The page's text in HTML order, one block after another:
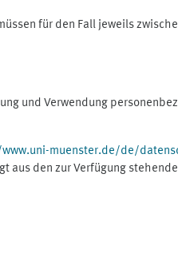
für den Fall jeweils
und Verwendung
muenster.de/de/
den zur Verfügung